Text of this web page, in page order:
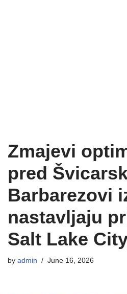
Zmajevi
pred
Barbarezovi
nastavljaju
Salt Lake
by admin June 16, 2026